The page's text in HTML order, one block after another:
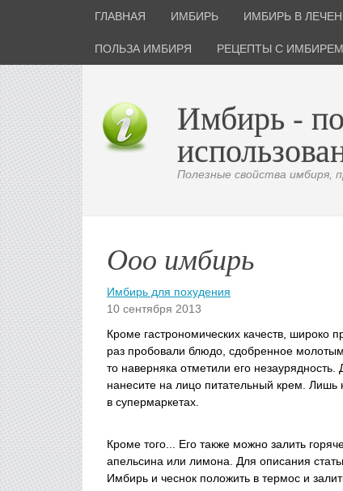
ГЛАВНАЯ ИМБИРЬ ИМБИРЬ В
ПОЛЬЗА ИМБИРЯ РЕЦЕПТЫ С ИМБИРЕМ
Имбирь -
Полезные свойства имбиря,
Ооо имбирь
Имбирь для похудения
10 сентября 2013
Кроме гастрономических качеств, широко
раз пробовали блюдо, сдобренное
то наверняка отметили его незаурядность.
нанесите на лицо питательный крем. Лишь
в супермаркетах.
Кроме того... Его также можно залить
апельсина или лимона. Для описания
Имбирь и чеснок положить в термос и